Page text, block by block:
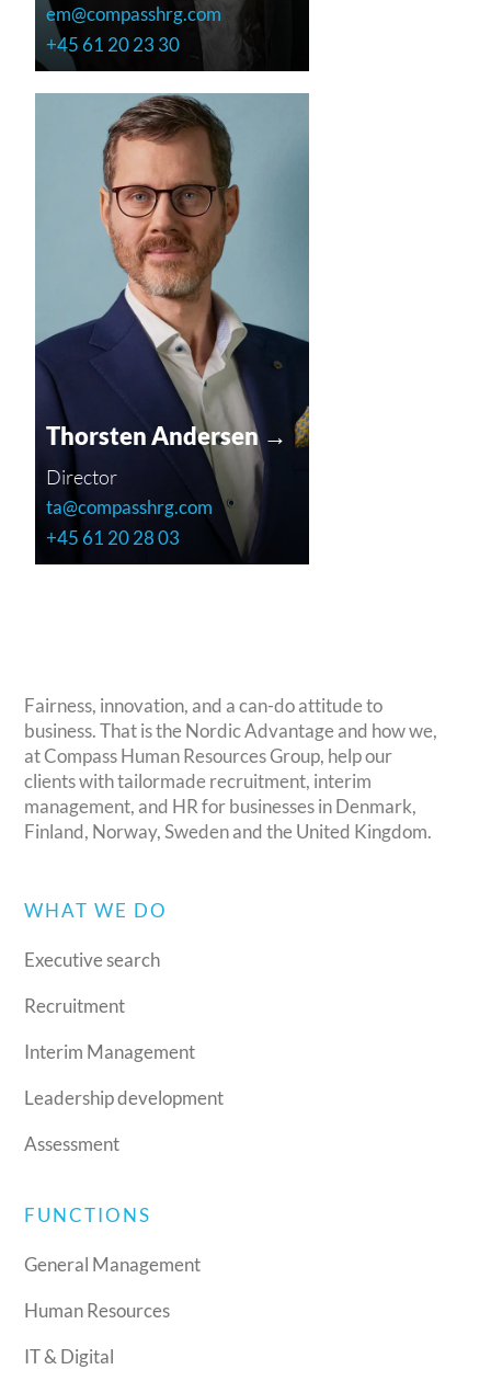
em@compasshrg.com
+45 61 20 23 30
Thorsten Andersen →
Director
ta@compasshrg.com
+45 61 20 28 03
Fairness, innovation, and a can-do attitude to
business. That is the Nordic Advantage and how we,
at Compass Human Resources Group, help our
clients with tailormade recruitment, interim
management, and HR for businesses in Denmark,
Finland, Norway, Sweden and the United Kingdom.
WHAT WE DO
Executive search
Recruitment
Interim Management
Leadership development
Assessment
FUNCTIONS
General Management
Human Resources
IT & Digital